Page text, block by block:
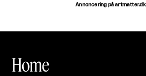
Annoncering på artmatter.dk
Home